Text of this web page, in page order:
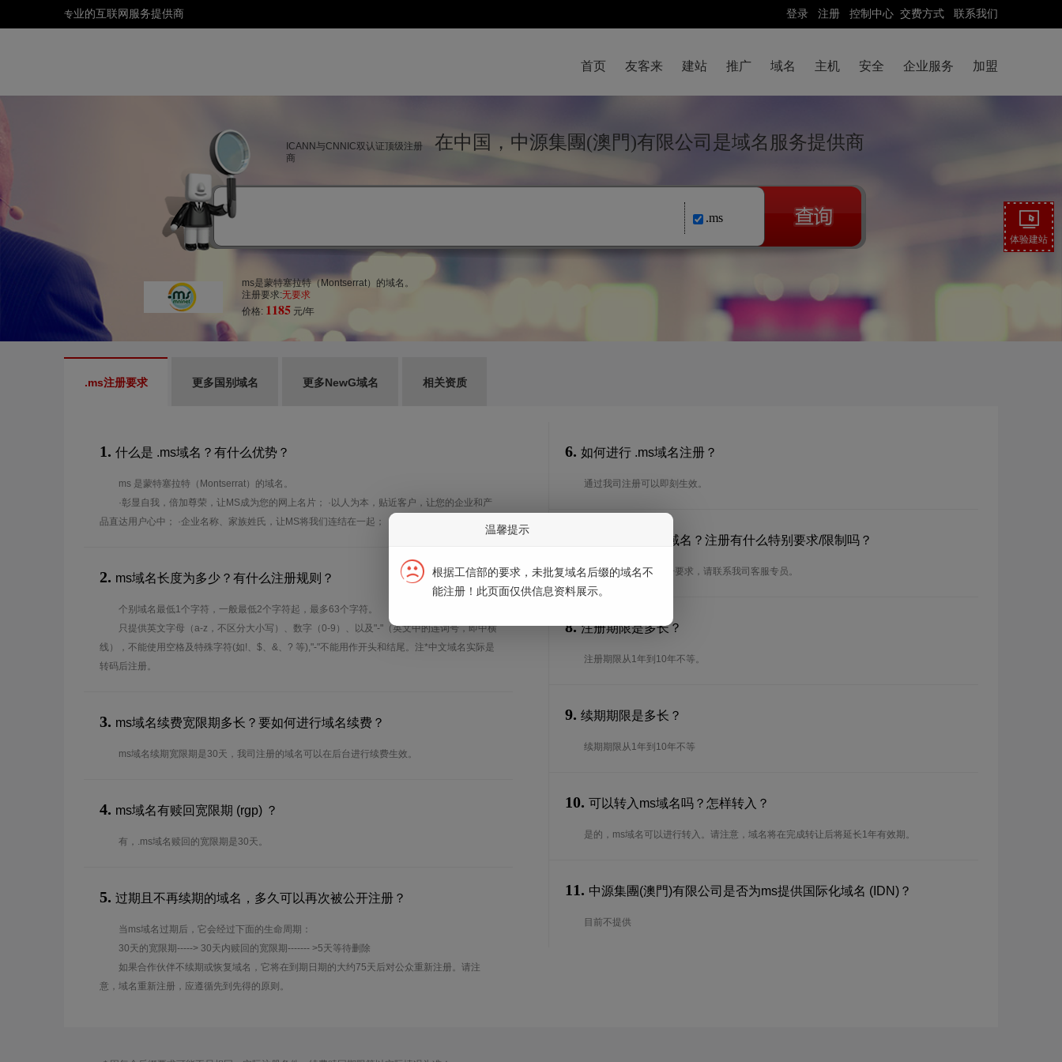
专业的互联网服务提供商 登录 注册 控制中心 交费方式 联系我们
首页 友客来 建站 推广 域名 主机 安全 企业服务 加盟
ICANN与CNNIC双认证顶级注册
商
在中国，中源集團(澳門)有限公司是域名服务提供商
.ms
ms是蒙特塞拉特（Montserrat）的域名。
注册要求:无要求
价格: 1185 元/年
.ms注册要求 更多国别域名 更多NewG域名 相关资质
1. 什么是 .ms域名？有什么优势？
ms 是蒙特塞拉特（Montserrat）的域名。
·彰显自我，倍加尊荣，让MS成为您的网上名片； ·以人为本，贴近客户，让您的企业和产
品直达用户心中； ·企业名称、家族姓氏，让MS将我们连结在一起；
2. ms域名长度为多少？有什么注册规则？
个别域名最低1个字符，一般最低2个字符起，最多63个字符。
只提供英文字母（a-z，不区分大小写）、数字（0-9）、以及"-"（英文中的连词号，即中横
线），不能使用空格及特殊字符(如!、$、&、? 等),"-"不能用作开头和结尾。注*中文域名实际是
转码后注册。
3. ms域名续费宽限期多长？要如何进行域名续费？
ms域名续期宽限期是30天，我司注册的域名可以在后台进行续费生效。
4. ms域名有赎回宽限期 (rgp) ？
有，.ms域名赎回的宽限期是30天。
5. 过期且不再续期的域名，多久可以再次被公开注册？
当ms域名过期后，它会经过下面的生命周期：
30天的宽限期-----> 30天内赎回的宽限期------- >5天等待删除
如果合作伙伴不续期或恢复域名，它将在到期日期的大约75天后对公众重新注册。请注
意，域名重新注册，应遵循先到先得的原则。
6. 如何进行 .ms域名注册？
通过我司注册可以即刻生效。
谁可以注册 .ms域名？注册有什么特别要求/限制吗？
想了解.ms域名的注册要求，请联系我司客服专员。
8. 注册期限是多长？
注册期限从1年到10年不等。
9. 续期期限是多长？
续期期限从1年到10年不等
10. 可以转入ms域名吗？怎样转入？
是的，ms域名可以进行转入。请注意，域名将在完成转让后将延长1年有效期。
11. 中源集團(澳門)有限公司是否为ms提供国际化域名 (IDN)？
目前不提供
体验建站
温馨提示
根据工信部的要求，未批复域名后缀的域名不
能注册！此页面仅供信息资料展示。